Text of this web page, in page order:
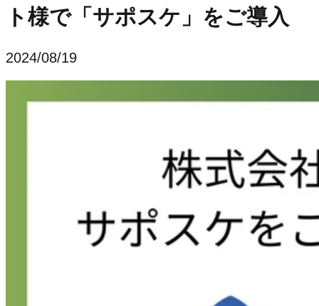
ト様で「サポスケ」をご導入
2024/08/19